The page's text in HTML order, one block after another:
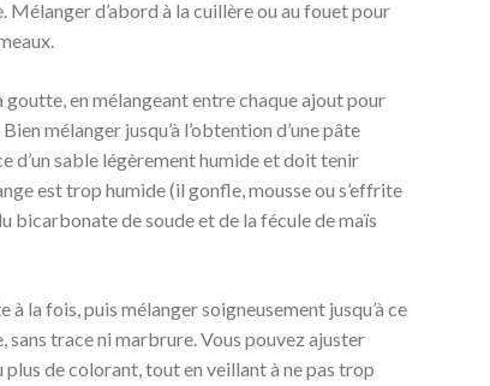
d’abord à la cuillère ou au fouet pour
en mélangeant entre chaque ajout pour
mélanger jusqu’à l’obtention d’une pâte
d’un sable légèrement humide et doit tenir
est trop humide (il gonfle, mousse ou s’effrite
bicarbonate de soude et de la fécule de maïs
la fois, puis mélanger soigneusement jusqu’à ce
trace ni marbrure. Vous pouvez ajuster
plus de colorant, tout en veillant à ne pas trop